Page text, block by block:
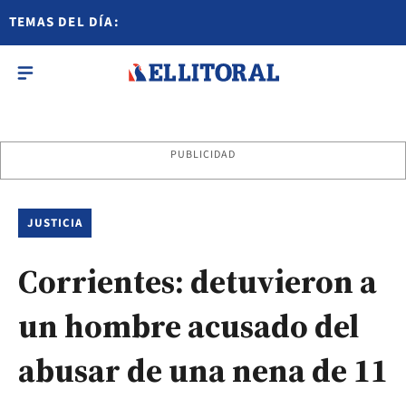
TEMAS DEL DÍA:
PUBLICIDAD
JUSTICIA
Corrientes: detuvieron a
un hombre acusado del
abusar de una nena de 11